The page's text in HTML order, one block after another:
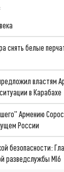
снять белые
властям
в Карабахе
Армению
России
безопасности:
разведслужбы MI6